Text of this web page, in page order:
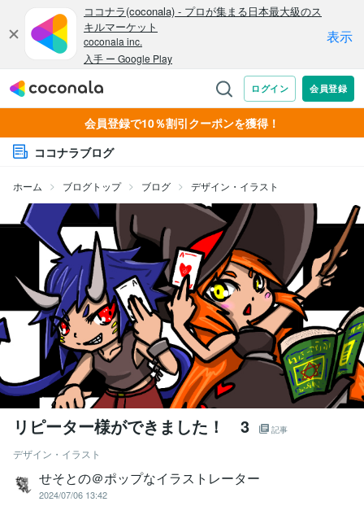
会員登録で10％割引クーポンを獲得！
ココナラブログ
ホーム ブログトップ ブログ デザイン・イラスト
リピーター様ができました！ 3 記事
デザイン・イラスト
せそとの＠ポップなイラストレーター
2024/07/06 13:42